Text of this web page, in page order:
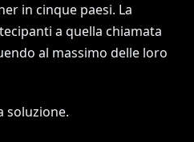
in cinque paesi. La
a quella chiamata
al massimo delle loro
soluzione.